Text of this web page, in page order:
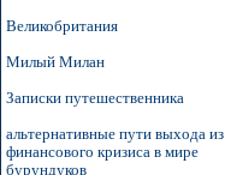
Великобритания
Милый Милан
Записки путешественника
альтернативные пути выхода из
финансового кризиса в мире
бурундуков